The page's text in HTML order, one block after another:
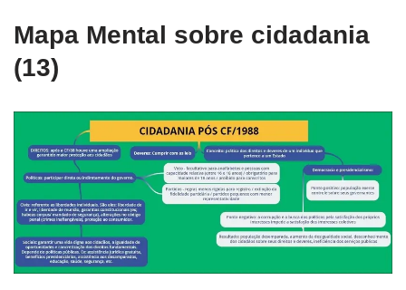
Mapa Mental sobre cidadania
(13)